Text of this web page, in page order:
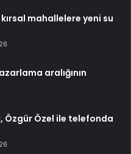
kırsal mahallelere yeni su
aralığının
Özgür Özel ile telefonda